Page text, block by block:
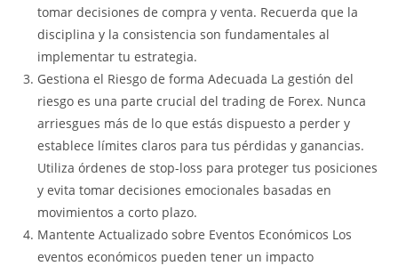
tomar decisiones de compra y venta. Recuerda que la
disciplina y la consistencia son fundamentales al
implementar tu estrategia.
Gestiona el Riesgo de forma Adecuada La gestión del
riesgo es una parte crucial del trading de Forex. Nunca
arriesgues más de lo que estás dispuesto a perder y
establece límites claros para tus pérdidas y ganancias.
Utiliza órdenes de stop-loss para proteger tus posiciones
y evita tomar decisiones emocionales basadas en
movimientos a corto plazo.
Mantente Actualizado sobre Eventos Económicos Los
eventos económicos pueden tener un impacto